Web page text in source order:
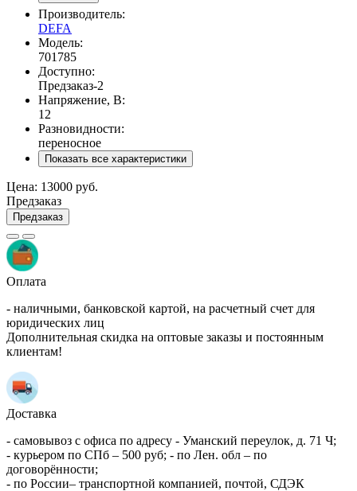
Производитель:
DEFA
Модель:
701785
Доступно:
Предзаказ-2
Напряжение, В:
12
Разновидности:
переносное
Показать все характеристики
Цена: 13000 руб.
Предзаказ
Предзаказ
Оплата
- наличными, банковской картой, на расчетный счет для
юридических лиц
Дополнительная скидка на оптовые заказы и постоянным
клиентам!
Доставка
- самовывоз с офиса по адресу - Уманский переулок, д. 71 Ч;
- курьером по СПб – 500 руб; - по Лен. обл – по
договорённости;
- по России– транспортной компанией, почтой, СДЭК